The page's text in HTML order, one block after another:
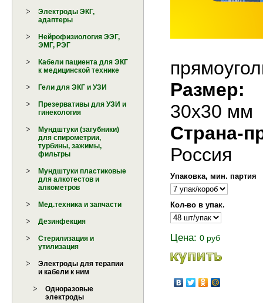
Электроды ЭКГ,
адаптеры
Нейрофизиология ЭЭГ,
ЭМГ, РЭГ
Кабели пациента для ЭКГ
к медицинской технике
Гели для ЭКГ и УЗИ
Презервативы для УЗИ и
гинекология
Мундштуки (загубники)
для спирометрии,
турбины, зажимы,
фильтры
Мундштуки пластиковые
для алкотестов и
алкометров
Мед.техника и запчасти
Дезинфекция
Стерилизация и
утилизация
Электроды для терапии
и кабели к ним
Одноразовые
электроды
Размер:
30х30 мм
Страна-
Россия
Упаковка, мин. партия
Кол-во в упак.
Цена: 0 руб